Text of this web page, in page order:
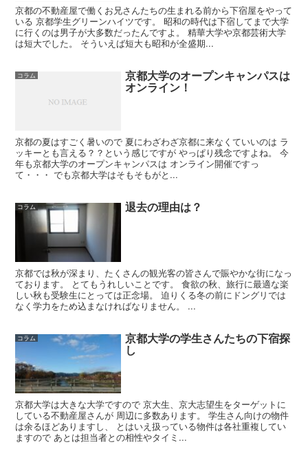
京都の不動産屋で働くお兄さんたちの生まれる前から下宿屋をやって
いる 京都学生グリーンハイツです。 昭和の時代は下宿してまで大学
に行くのは男子が大多数だったんですよ。 精華大学や京都芸術大学
は短大でした。 そういえば短大も昭和が全盛期...
コラム 京都大学のオープンキャンパスは
オンライン！
京都の夏はすごく暑いので 夏にわざわざ京都に来なくていいのは ラ
ッキーとも言える？？という感じですが やっぱり残念ですよね。 今
年も京都大学のオープンキャンパスは オンライン開催ですっ
て・・・ でも京都大学はそもそもがと...
コラム 退去の理由は？
京都では秋が深まり、たくさんの観光客の皆さんで賑やかな街になっ
ております。 とてもうれしいことです。 食欲の秋、旅行に最適な楽
しい秋も受験生にとっては正念場。 迫りくる冬の前にドングリでは
なく学力をため込まなければなりません。 ...
コラム 京都大学の学生さんたちの下宿探
し
京都大学は大きな大学ですので 京大生、京大志望生をターゲットに
している不動産屋さんが 周辺に多数あります。 学生さん向けの物件
は余るほどありますし、 とはいえ扱っている物件は各社重複してい
ますので あとは担当者との相性やタイミ...